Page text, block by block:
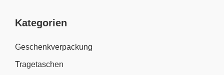
Kategorien
Geschenkverpackung
Tragetaschen